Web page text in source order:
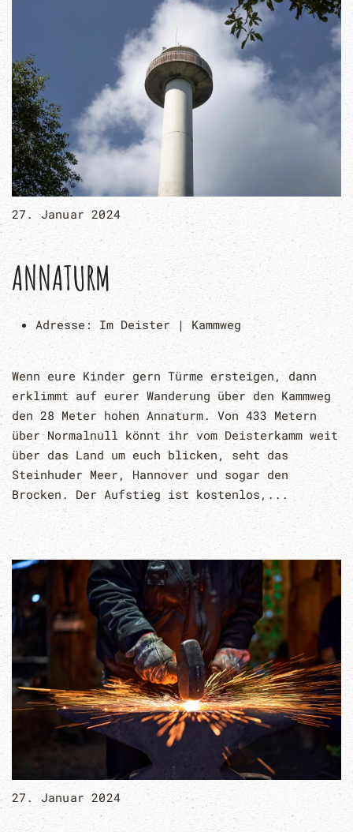
27. Januar 2024
ANNATURM
Adresse: Im Deister | Kammweg
Wenn eure Kinder gern Türme ersteigen, dann
erklimmt auf eurer Wanderung über den Kammweg
den 28 Meter hohen Annaturm. Von 433 Metern
über Normalnull könnt ihr vom Deisterkamm weit
über das Land um euch blicken, seht das
Steinhuder Meer, Hannover und sogar den
Brocken. Der Aufstieg ist kostenlos,...
27. Januar 2024